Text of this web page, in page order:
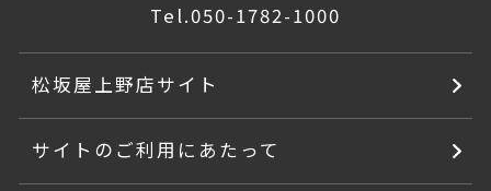
Tel.050-1782-1000
松坂屋上野店サイト
サイトのご利用にあたって